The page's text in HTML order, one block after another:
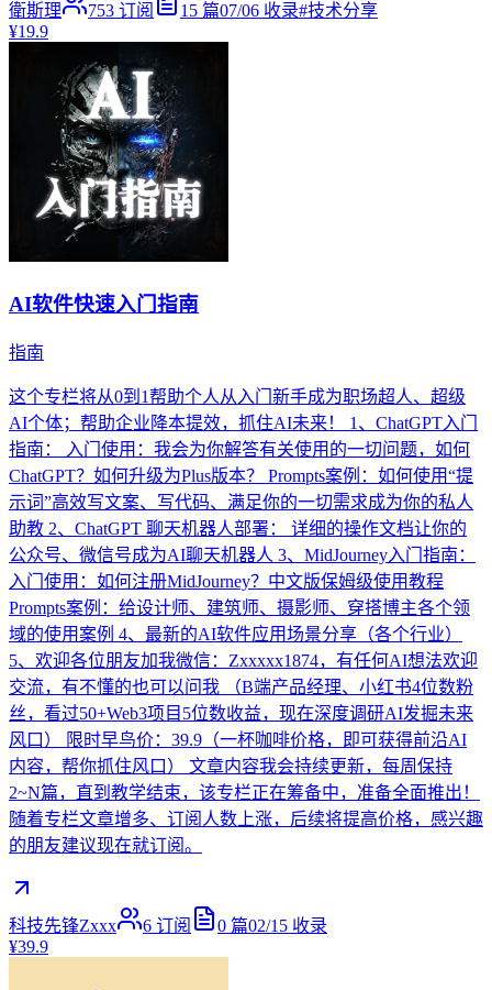
衛斯理 753 订阅 15 篇07/06 收录#技术分享
¥19.9
AI软件快速入门指南
指南
这个专栏将从0到1帮助个人从入门新手成为职场超人、超级
AI个体；帮助企业降本提效，抓住AI未来！ 1、ChatGPT入门
指南： 入门使用：我会为你解答有关使用的一切问题，如何
ChatGPT？如何升级为Plus版本？ Prompts案例：如何使用“提
示词”高效写文案、写代码、满足你的一切需求成为你的私人
助教 2、ChatGPT 聊天机器人部署： 详细的操作文档让你的
公众号、微信号成为AI聊天机器人 3、MidJourney入门指南：
入门使用：如何注册MidJourney？中文版保姆级使用教程
Prompts案例：给设计师、建筑师、摄影师、穿搭博主各个领
域的使用案例 4、最新的AI软件应用场景分享（各个行业）
5、欢迎各位朋友加我微信：Zxxxxx1874，有任何AI想法欢迎
交流，有不懂的也可以问我 （B端产品经理、小红书4位数粉
丝，看过50+Web3项目5位数收益，现在深度调研AI发掘未来
风口） 限时早鸟价：39.9（一杯咖啡价格，即可获得前沿AI
内容，帮你抓住风口） 文章内容我会持续更新，每周保持
2~N篇，直到教学结束，该专栏正在筹备中，准备全面推出！
随着专栏文章增多、订阅人数上涨，后续将提高价格，感兴趣
的朋友建议现在就订阅。
科技先锋Zxxx 6 订阅 0 篇02/15 收录
¥39.9